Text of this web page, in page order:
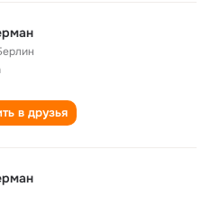
в друзья